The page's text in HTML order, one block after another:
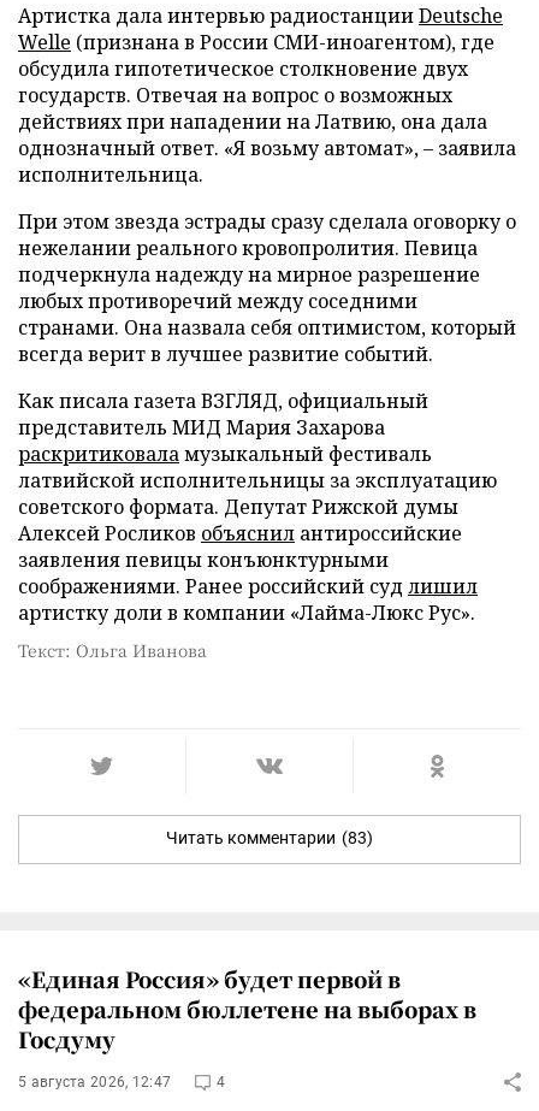
Артистка дала интервью радиостанцииDeutsche
Welle (признана в России СМИ-иноагентом), где
обсудила гипотетическое столкновение двух
государств. Отвечая на вопрос о возможных
действиях при нападении на Латвию, она дала
однозначный ответ. «Я возьму автомат», – заявила
исполнительница.
При этом звезда эстрады сразу сделала оговорку о
нежелании реального кровопролития. Певица
подчеркнула надежду на мирное разрешение
любых противоречий между соседними
странами. Она назвала себя оптимистом, который
всегда верит в лучшее развитие событий.
Как писала газета ВЗГЛЯД, официальный
представитель МИД Мария Захарова
раскритиковаламузыкальный фестиваль
латвийской исполнительницы за эксплуатацию
советского формата. Депутат Рижской думы
Алексей Росликов объяснил антироссийские
заявления певицы конъюнктурными
соображениями. Ранее российский суд лишил
артистку доли в компании «Лайма-Люкс Рус».
Текст: Ольга Иванова
Читать комментарии (83)
«Единая Россия» будет первой в
федеральном бюллетене на выборах в
Госдуму
5 августа 2026, 12:47 4